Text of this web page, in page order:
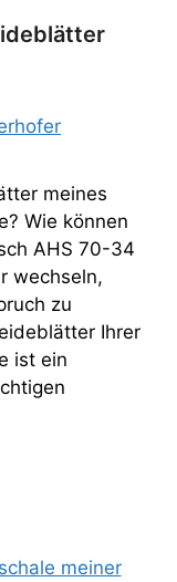
meines
Wie können
AHS 70-34
wechseln,
zu
Ihrer
ist ein